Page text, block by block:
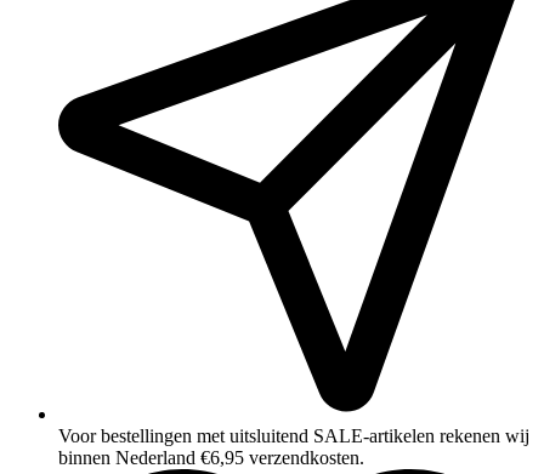
Voor bestellingen met uitsluitend SALE‑artikelen rekenen wij
binnen Nederland €6,95 verzendkosten.